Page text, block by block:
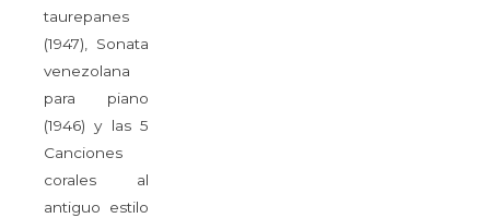
taurepanes
(1947), Sonata
venezolana
para piano
(1946) y las 5
Canciones
corales al
antiguo estilo